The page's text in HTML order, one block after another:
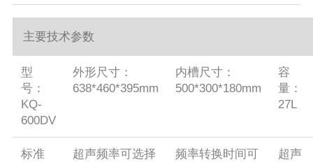
主要技术参数
型
号：
KQ-
600DV
外形尺寸：
638*460*395mm
内槽尺寸：
500*300*180mm
容
量：
27L
标准
超声频率可选择
频率转换时间可
超声